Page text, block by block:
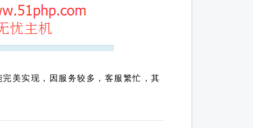
美实现，因服务较多，客服繁忙，其